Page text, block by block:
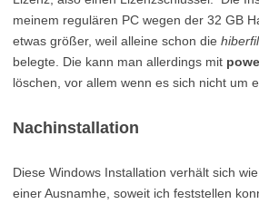
meinem regulären PC wegen der 32 GB
etwas größer, weil alleine schon die
belegte. Die kann man allerdings mit
löschen, vor allem wenn es sich nicht um
Nachinstallation
Diese Windows Installation verhält sich
einer Ausnamhe, soweit ich feststellen